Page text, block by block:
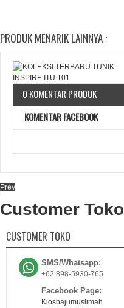
PRODUK MENARIK LAINNYA :
0 KOMENTAR PRODUK
KOMENTAR FACEBOOK
Prev
Customer Toko
CUSTOMER TOKO
SMS/Whatsapp:
+62 898-5930-765
Facebook Page:
Kiosbajumuslimah